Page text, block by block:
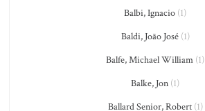
Balbi, Ignacio (1)
Baldi, João José(1)
Balfe, Michael William (1)
Balke, Jon (1)
Ballard Senior, Robert(1)